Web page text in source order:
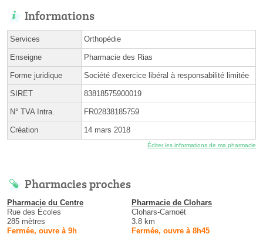
Informations
Services Orthopédie
Enseigne Pharmacie des Rias
Forme juridique Société d'exercice libéral à responsabilité limitée
SIRET 83818575900019
N° TVA Intra. FR02838185759
Création 14 mars 2018
Éditer les informations de ma pharmacie
Pharmacies proches
Pharmacie du Centre
Rue des Écoles
285 mètres
Fermée, ouvre à 9h
Pharmacie de Clohars
Clohars-Carnoët
3.8 km
Fermée, ouvre à 8h45